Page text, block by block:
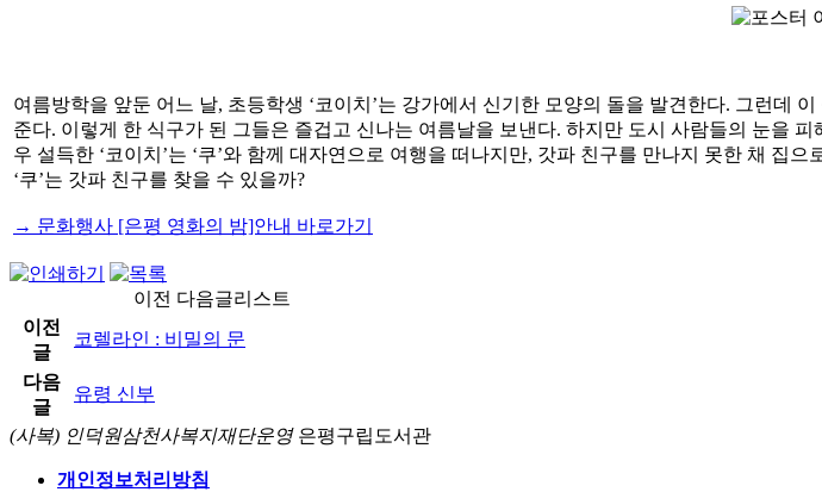
여름방학을 앞둔 어느 날, 초등학생 ‘코이치’는 강가에서 신기한 모양의 돌을 발견한다. 그런데
준다. 이렇게 한 식구가 된 그들은 즐겁고 신나는 여름날을 보낸다. 하지만 도시 사람들의 눈을
우 설득한 ‘코이치’는 ‘쿠’와 함께 대자연으로 여행을 떠나지만, 갓파 친구를 만나지 못한 채
‘쿠’는 갓파 친구를 찾을 수 있을까?
→ 문화행사 [은평 영화의 밤]안내 바로가기
이전 다음글리스트
이전
글
코렐라인 : 비밀의 문
다음
글
유령 신부
(사복) 인덕원삼천사복지재단운영은평구립도서관
개인정보처리방침